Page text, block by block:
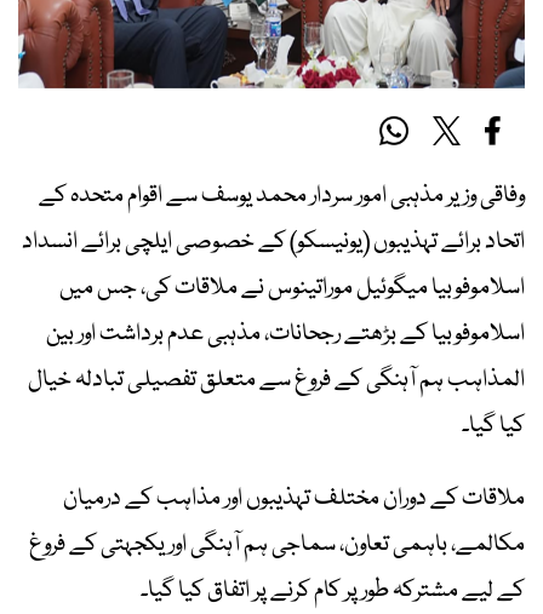
وفاقی وزیر مذہبی امور سردار محمد یوسف سے اقوام متحدہ کے
اتحاد برائے تہذیبوں(یونیسکو)کے خصوصی ایلچی برائے انسداد
اسلاموفوبیا میگوئیل موراتینوس نے ملاقات کی، جس میں
اسلاموفوبیا کے بڑھتے رجحانات، مذہبی عدم برداشت اور بین
المذاہب ہم آہنگی کے فروغ سے متعلق تفصیلی تبادلہ خیال
کیا گیا۔
ملاقات کے دوران مختلف تہذیبوں اور مذاہب کے درمیان
مکالمے، باہمی تعاون، سماجی ہم آہنگی اور یکجہتی کے فروغ
کے لیے مشترکہ طور پر کام کرنے پر اتفاق کیا گیا۔